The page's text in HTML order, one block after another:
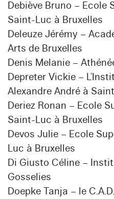
Debiève Bruno – Ecole
Saint-Luc à Bruxelles
Deleuze Jérémy –
Arts de Bruxelles
Denis Melanie –
Depreter Vickie –
Alexandre André à
Deriez Ronan – Ecole
Saint-Luc à Bruxelles
Devos Julie – Ecole
Luc à Bruxelles
Di Giusto Céline –
Gosselies
Doepke Tanja – le